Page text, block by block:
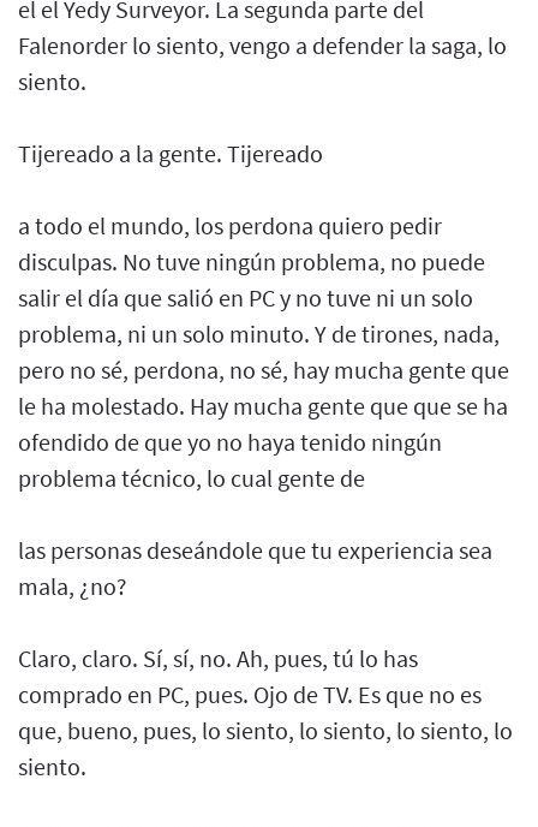
el el Yedy Surveyor. La segunda parte del
Falenorder lo siento, vengo a defender la saga, lo
siento.
Tijereado a la gente. Tijereado
a todo el mundo, los perdona quiero pedir
disculpas. No tuve ningún problema, no puede
salir el día que salió en PC y no tuve ni un solo
problema, ni un solo minuto. Y de tirones, nada,
pero no sé, perdona, no sé, hay mucha gente que
le ha molestado. Hay mucha gente que que se ha
ofendido de que yo no haya tenido ningún
problema técnico, lo cual gente de
las personas deseándole que tu experiencia sea
mala, ¿no?
Claro, claro. Sí, sí, no. Ah, pues, tú lo has
comprado en PC, pues. Ojo de TV. Es que no es
que, bueno, pues, lo siento, lo siento, lo siento, lo
siento.